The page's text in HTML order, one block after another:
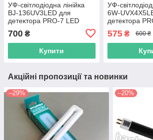
УФ-світлодіодна лінійка
BJ-136UV3LED для
детектора PRO-7 LED
700 ₴
Купити
УФ-
6W-
детектора
575₴ 600 ₴
Акційні пропозиції та новинки
–29% –20%